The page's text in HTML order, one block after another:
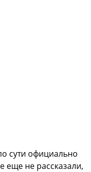
сути официально
еще не рассказали,